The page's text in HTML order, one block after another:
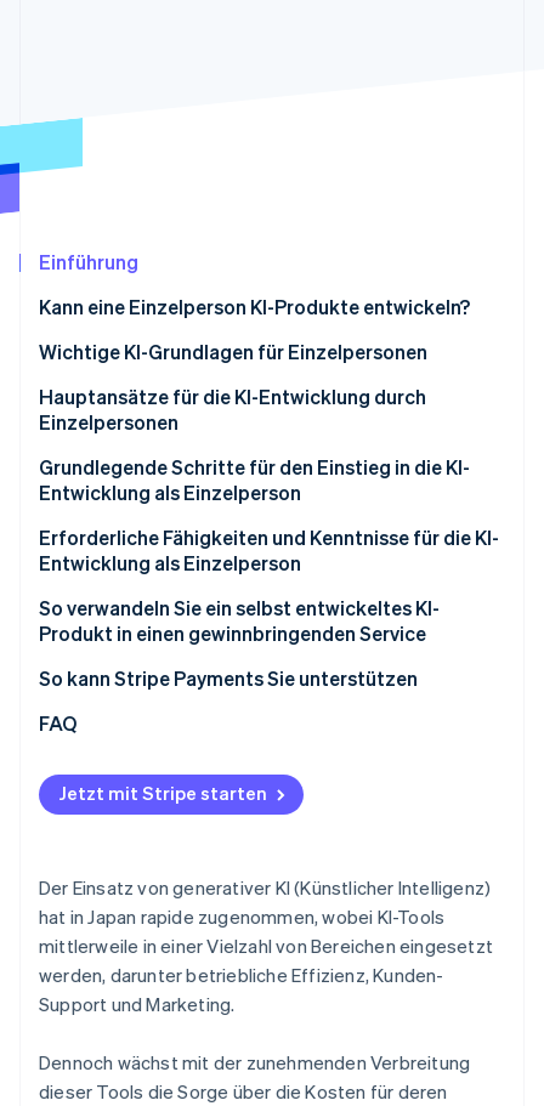
CO₂-Entnahme
Jetzt ansehen
Einführung
Kann eine Einzelperson KI-Produkte entwickeln?
Wichtige KI-Grundlagen für Einzelpersonen
Verstehen, was KI ist
Den KI-Entwicklungsprozess verstehen
Hauptansätze für die KI-Entwicklung durch
Einzelpersonen
Entwicklung mithilfe von APIs
Entwicklung mit No-Code- oder Low-Code-Tools
Grundlegende Schritte für den Einstieg in die KI-
Entwicklung als Einzelperson
Erforderliche Fähigkeiten und Kenntnisse für die KI-
Entwicklung als Einzelperson
Grundlegende Programmierkenntnisse
Sicherheit und Schutz persönlicher Daten
Verständnis von Nutzungsbedingungen und
Vorschriften
So verwandeln Sie ein selbst entwickeltes KI-
Produkt in einen gewinnbringenden Service
Einmalverkäufe
Pauschalabrechnung (Abonnements)
Nutzungsbasierte Abrechnung
Hybride Abrechnung
So kann Stripe Payments Sie unterstützen
FAQ
Jetzt mit Stripe starten
Der Einsatz von generativer KI (Künstlicher Intelligenz)
hat in Japan rapide zugenommen, wobei KI-Tools
mittlerweile in einer Vielzahl von Bereichen eingesetzt
werden, darunter betriebliche Effizienz, Kunden-
Support und Marketing.
Dennoch wächst mit der zunehmenden Verbreitung
dieser Tools die Sorge über die Kosten für deren